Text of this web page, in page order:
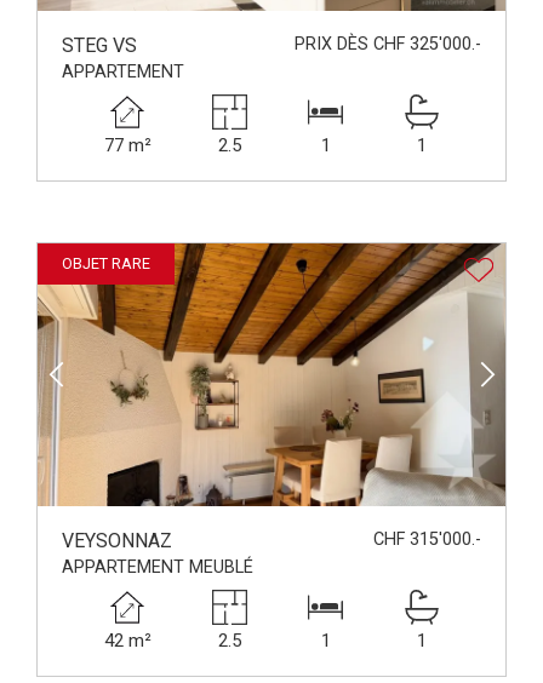
STEG VS
PRIX DÈS CHF 325'000.-
APPARTEMENT
77 m² 2.5 1 1
OBJET RARE
VEYSONNAZ
CHF 315'000.-
APPARTEMENT MEUBLÉ
42 m² 2.5 1 1